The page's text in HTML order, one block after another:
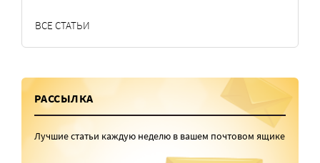
ВСЕ СТАТЬИ
РАССЫЛКА
Лучшие статьи каждую неделю в вашем почтовом ящике